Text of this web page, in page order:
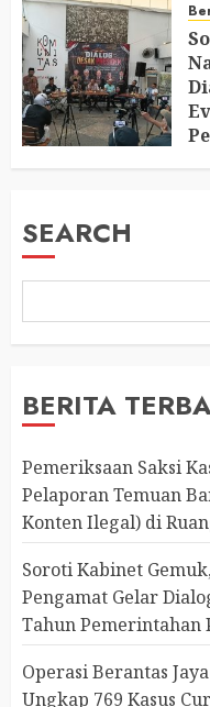
SEARCH
BERITA
Pemeriksaan Saksi
Pelaporan Temuan
Konten Ilegal) di
Soroti Kabinet
Pengamat Gelar
Tahun Pemerintahan
Operasi Berantas
Ungkap 769 Kasus